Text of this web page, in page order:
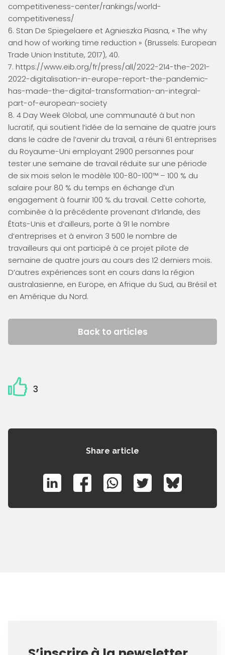
competitiveness-center/rankings/world-
competitiveness/
6. Stan De Spiegelaere et Agnieszka Piasna, « The why
and how of working time reduction » (Brussels: European
Trade Union Institute, 2017), 40.
7. https://www.eib.org/fr/press/all/2022-214-the-2021-
2022-digitalisation-in-europe-report-the-pandemic-
has-made-the-digital-transformation-an-integral-
part-of-european-society
8. 4 Day Week Global, une communauté à but non
lucratif, qui soutient l’idée de la semaine de quatre jours
dans le cadre de l’avenir du travail, a réuni 61 entreprises
du Royaume-Uni employant 2900 personnes pour
tester une semaine de travail réduite sur une période
de six mois selon le modèle 100-80-100™ – 100 % du
salaire pour 80 % du temps en échange d’un
engagement à fournir 100 % du travail. Cette cohorte,
combinée à la précédente provenant d’Irlande, des
États-Unis et d’ailleurs, porte à 91 le nombre
d’entreprises et à environ 3 500 le nombre de
travailleurs qui ont participé à ce projet pilote de
semaine de quatre jours au cours des 12 derniers mois.
D’autres expériences sont en cours dans la région
australasienne, en Europe, en Afrique du Sud, au Brésil et
en Amérique du Nord.
Back to articles
3
Share article